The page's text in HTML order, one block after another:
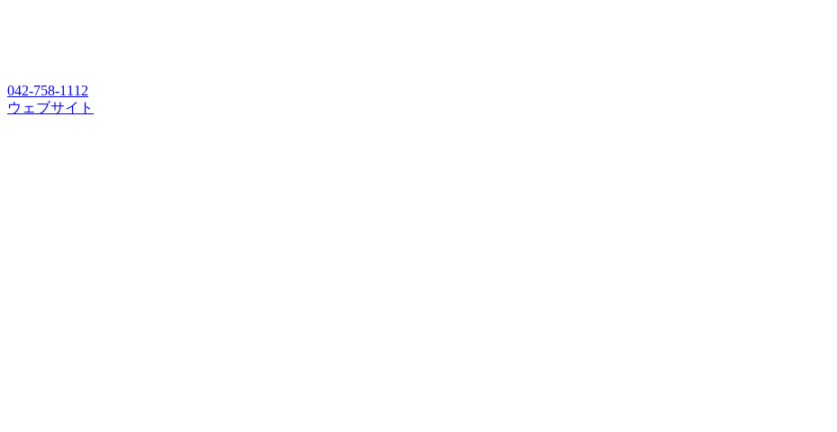
042-758-1112
ウェブサイト